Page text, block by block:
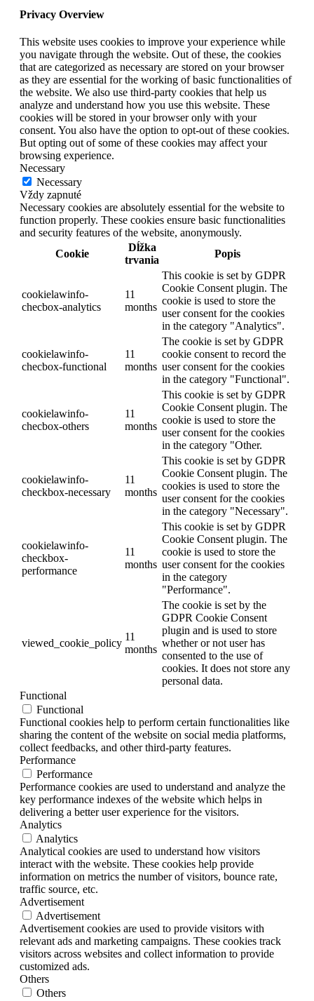
Privacy Overview
This website uses cookies to improve your experience while
you navigate through the website. Out of these, the cookies
that are categorized as necessary are stored on your browser
as they are essential for the working of basic functionalities of
the website. We also use third-party cookies that help us
analyze and understand how you use this website. These
cookies will be stored in your browser only with your
consent. You also have the option to opt-out of these cookies.
But opting out of some of these cookies may affect your
browsing experience.
Necessary
Necessary
Vždy zapnuté
Necessary cookies are absolutely essential for the website to
function properly. These cookies ensure basic functionalities
and security features of the website, anonymously.
Cookie
Dĺžka
trvania
Popis
cookielawinfo-
checbox-analytics
11
months
This cookie is set by GDPR
Cookie Consent plugin. The
cookie is used to store the
user consent for the cookies
in the category "Analytics".
cookielawinfo-
checbox-functional
11
months
The cookie is set by GDPR
cookie consent to record the
user consent for the cookies
in the category "Functional".
cookielawinfo-
checbox-others
11
months
This cookie is set by GDPR
Cookie Consent plugin. The
cookie is used to store the
user consent for the cookies
in the category "Other.
cookielawinfo-
checkbox-necessary
11
months
This cookie is set by GDPR
Cookie Consent plugin. The
cookies is used to store the
user consent for the cookies
in the category "Necessary".
cookielawinfo-
checkbox-
performance
11
months
This cookie is set by GDPR
Cookie Consent plugin. The
cookie is used to store the
user consent for the cookies
in the category
"Performance".
viewed_cookie_policy
11
months
The cookie is set by the
GDPR Cookie Consent
plugin and is used to store
whether or not user has
consented to the use of
cookies. It does not store any
personal data.
Functional
Functional
Functional cookies help to perform certain functionalities like
sharing the content of the website on social media platforms,
collect feedbacks, and other third-party features.
Performance
Performance
Performance cookies are used to understand and analyze the
key performance indexes of the website which helps in
delivering a better user experience for the visitors.
Analytics
Analytics
Analytical cookies are used to understand how visitors
interact with the website. These cookies help provide
information on metrics the number of visitors, bounce rate,
traffic source, etc.
Advertisement
Advertisement
Advertisement cookies are used to provide visitors with
relevant ads and marketing campaigns. These cookies track
visitors across websites and collect information to provide
customized ads.
Others
Others